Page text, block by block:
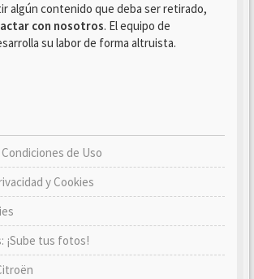
algún contenido que deba ser retirado,
con nosotros. El equipo de
su labor de forma altruista.
de Uso
y Cookies
¡Sube tus fotos!